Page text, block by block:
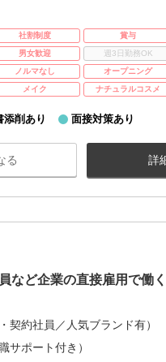
社割制度 賞与
男女歓迎 週3日勤務OK
ノルマなし オープニング
メイク ナチュラルコスメ
添削あり 面接対策あり
る 詳
など企業の直接雇用で働く
契約社員／人気ブランド有）
サポート付き）